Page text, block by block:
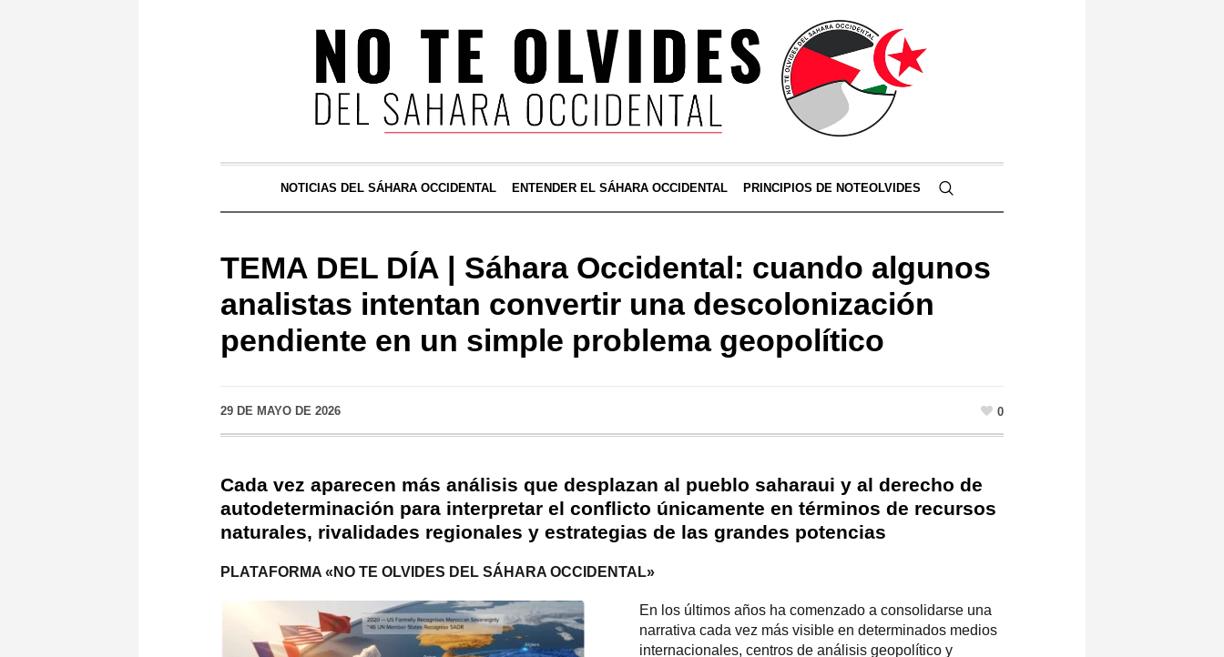
NOTICIAS DEL SÁHARA OCCIDENTAL ENTENDER EL SÁHARA OCCIDENTAL PRINCIPIOS DE NOTEOLVIDES
TEMA DEL DÍA | Sáhara Occidental: cuando algunos
analistas intentan convertir una descolonización
pendiente en un simple problema geopolítico
29 DE MAYO DE 2026 0
Cada vez aparecen más análisis que desplazan al pueblo saharaui y al derecho de
autodeterminación para interpretar el conflicto únicamente en términos de recursos
naturales, rivalidades regionales y estrategias de las grandes potencias
PLATAFORMA «NO TE OLVIDES DEL SÁHARA OCCIDENTAL»
En los últimos años ha comenzado a consolidarse una
narrativa cada vez más visible en determinados medios
internacionales, centros de análisis geopolítico y